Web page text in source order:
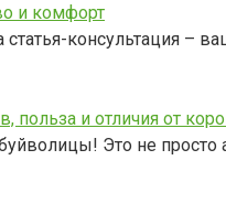
и комфорт
консультация –
польза и отличия от
Это не просто